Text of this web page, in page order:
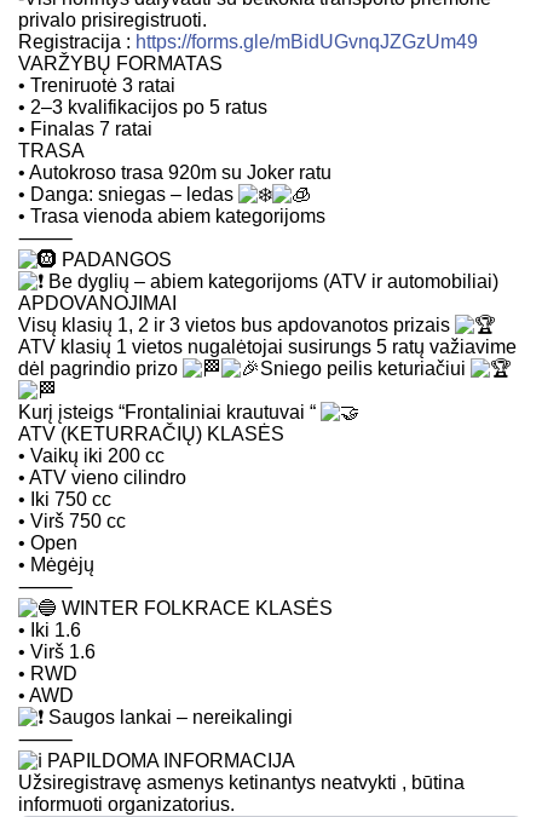
privalo prisiregistruoti.
Registracija : https://forms.gle/mBidUGvnqJZGzUm49
VARŽYBŲ FORMATAS
• Treniruotė 3 ratai
• 2–3 kvalifikacijos po 5 ratus
• Finalas 7 ratai
TRASA
• Autokroso trasa 920m su Joker ratu
• Danga: sniegas – ledas
• Trasa vienoda abiem kategorijoms
⸻
PADANGOS
Be dyglių – abiem kategorijoms (ATV ir automobiliai)
APDOVANOJIMAI
Visų klasių 1, 2 ir 3 vietos bus apdovanotos prizais
ATV klasių 1 vietos nugalėtojai susirungs 5 ratų važiavime
dėl pagrindio prizo
Sniego peilis keturiačiui
Kurį įsteigs “Frontaliniai krautuvai “
ATV (KETURRAČIŲ) KLASĖS
• Vaikų iki 200 cc
• ATV vieno cilindro
• Iki 750 cc
• Virš 750 cc
• Open
• Mėgėjų
⸻
WINTER FOLKRACE KLASĖS
• Iki 1.6
• Virš 1.6
• RWD
• AWD
Saugos lankai – nereikalingi
⸻
PAPILDOMA INFORMACIJA
Užsiregistravę asmenys ketinantys neatvykti , būtina
informuoti organizatorius.